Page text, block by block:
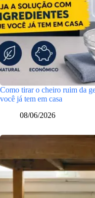
Como tirar o cheiro ruim da
você já tem em casa
08/06/2026